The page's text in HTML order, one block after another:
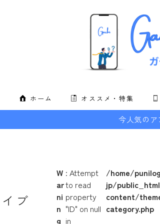
ホーム オススメ・特集
暮
メ
仕
今人気のア
ブ
W
ar
ni
n
g
: Attempt
to read
property
"ID" on null
in
/home/
jp/
content/
category.php